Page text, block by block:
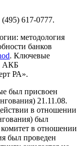
(495) 617-0777.
методология
банков
. Ключевые
АКБ
РА».
был присвоен
21.11.08.
в отношении
был
в отношении
был проведен